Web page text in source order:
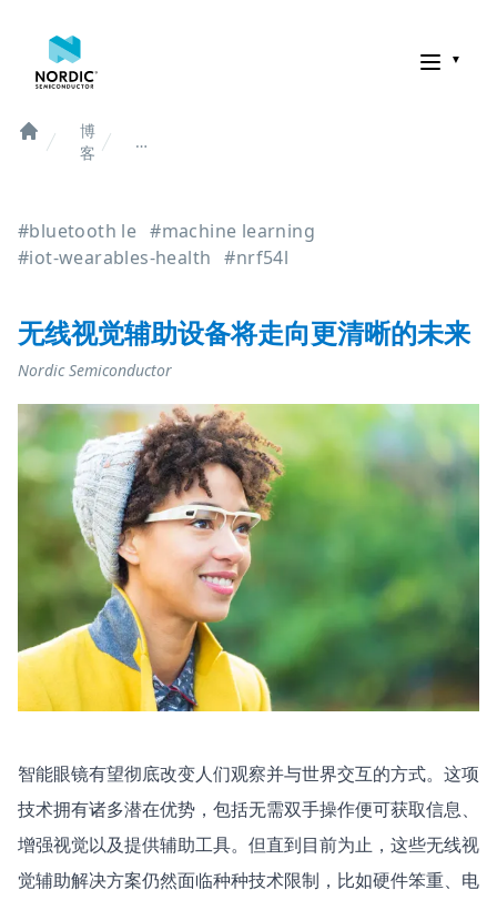
诺迪克半导体
Home
博
客
无
辅
助
将
走
向
清
晰
的
未
来
#bluetooth le #machine learning
#iot-wearables-health
#nrf54l
无线视觉辅助设备将走向更清晰的未来
Nordic Semiconductor
智能眼镜有望彻底改变人们观察并与世界交互的方式。这项
技术拥有诸多潜在优势，包括无需双手操作便可获取信息、
增强视觉以及提供辅助工具。但直到目前为止，这些无线视
觉辅助解决方案仍然面临种种技术限制，比如硬件笨重、电